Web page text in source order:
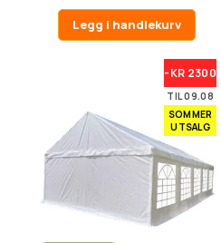
Legg i handlekurv
-KR 2300
TIL 09.08
SOMMER
UTSALG